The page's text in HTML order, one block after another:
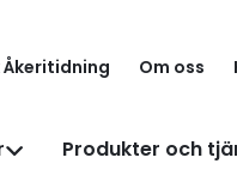
Åkeritidning Om oss
Produkter och